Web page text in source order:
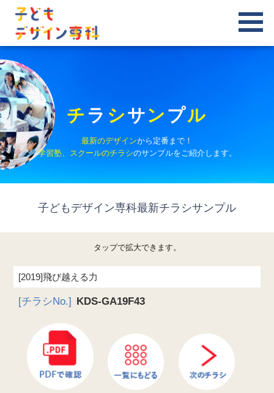
チ ラ シサン プル
最新のデザインから定番まで！
学習塾、スクールのチラシのサンプルをご紹介します。
子どもデザイン専科最新チラシサンプル
タップで拡大できます。
[2019]飛び越える力
[チラシNo.] KDS-GA19F43